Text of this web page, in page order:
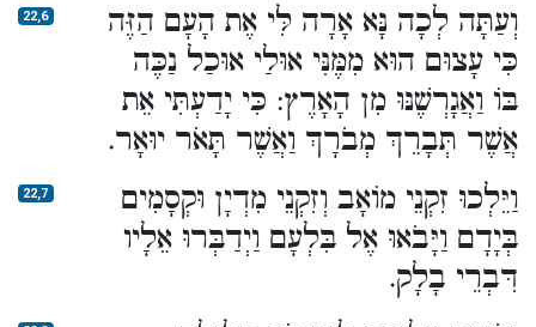
22,6
וְעַתָּה לְכָה נָּא אָרָה לִּי אֶת הָעָם הַזֶּה
כִּי עָצוּם הוּא מִמֶּנִּי אוּלַי אוּכַל נַכֶּה
בּוֹ וַאֲגָרְשֶׁנּוּ מִן הָאָרֶץ: כִּי יָדַעְתִּי אֵת
אֲשֶׁר תְּבָרֵךְ מְבֹרָךְ וַאֲשֶׁר תָּאֹר יוּאָר.
22,7
וַיֵּלְכוּ זִקְנֵי מוֹאָב וְזִקְנֵי מִדְיָן וּקְסָמִים
בְּיָדָם וַיָּבֹאוּ אֶל בִּלְעָם וַיְדַבְּרוּ אֵלָיו
דִּבְרֵי בָלָק.